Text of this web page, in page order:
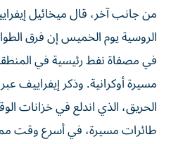
من جانب آخر، قال ميخائيل
الروسية يوم الخميس إن فرق
في مصفاة نفط رئيسية في
مسيرة أوكرانية. وذكر إيفراييف
الحريق، ‌الذي اندلع في خزانات
طائرات مسيرة، في أسرع وقت